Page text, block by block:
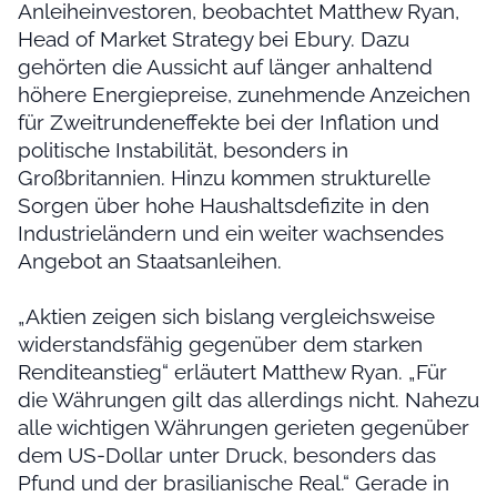
Anleiheinvestoren, beobachtet Matthew Ryan,
Head of Market Strategy bei Ebury. Dazu
gehörten die Aussicht auf länger anhaltend
höhere Energiepreise, zunehmende Anzeichen
für Zweitrundeneffekte bei der Inflation und
politische Instabilität, besonders in
Großbritannien. Hinzu kommen strukturelle
Sorgen über hohe Haushaltsdefizite in den
Industrieländern und ein weiter wachsendes
Angebot an Staatsanleihen.
„Aktien zeigen sich bislang vergleichsweise
widerstandsfähig gegenüber dem starken
Renditeanstieg“ erläutert Matthew Ryan. „Für
die Währungen gilt das allerdings nicht. Nahezu
alle wichtigen Währungen gerieten gegenüber
dem US-Dollar unter Druck, besonders das
Pfund und der brasilianische Real.“ Gerade in